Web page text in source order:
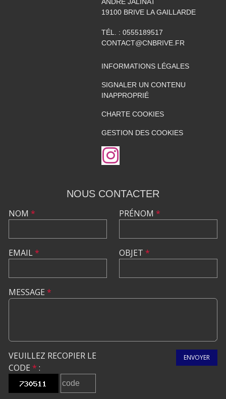
ANDRÉ JALINAT
19100 BRIVE LA GAILLARDE
TÉL. : 0555189517
CONTACT@CNBRIVE.FR
INFORMATIONS LÉGALES
SIGNALER UN CONTENU
INAPPROPRIÉ
CHARTE COOKIES
GESTION DES COOKIES
NOUS CONTACTER
NOM *
EMAIL*
PRÉNOM *
OBJET *
MESSAGE *
VEUILLEZ RECOPIER LE
CODE * :
ENVOYER